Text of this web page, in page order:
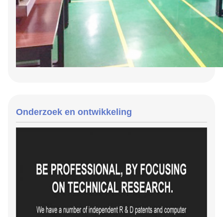
Onderzoek en ontwikkeling